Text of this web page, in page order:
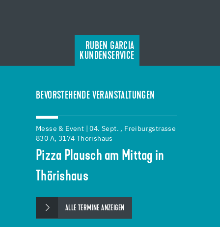
RUBEN GARCIA
KUNDENSERVICE
BEVORSTEHENDE VERANSTALTUNGEN
Messe & Event | 04. Sept. , Freiburgstrasse
830 A, 3174 Thörishaus
Pizza Plausch am Mittag in
Thörishaus
ALLE TERMINE ANZEIGEN